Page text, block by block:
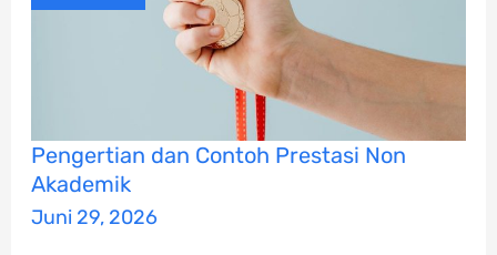
Pengertian dan Contoh Prestasi Non
Akademik
Juni 29, 2026
Pengertian
dan
Contoh
Prestasi
Non